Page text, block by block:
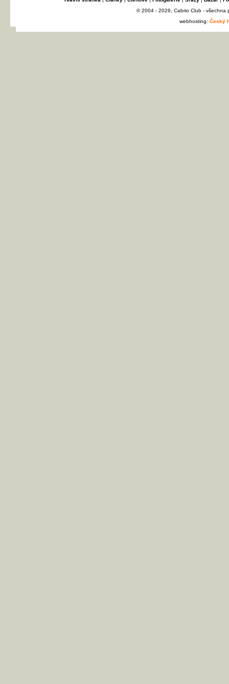
© 2004 - 2026, Cabrio Club - všechna
webhosting: Český